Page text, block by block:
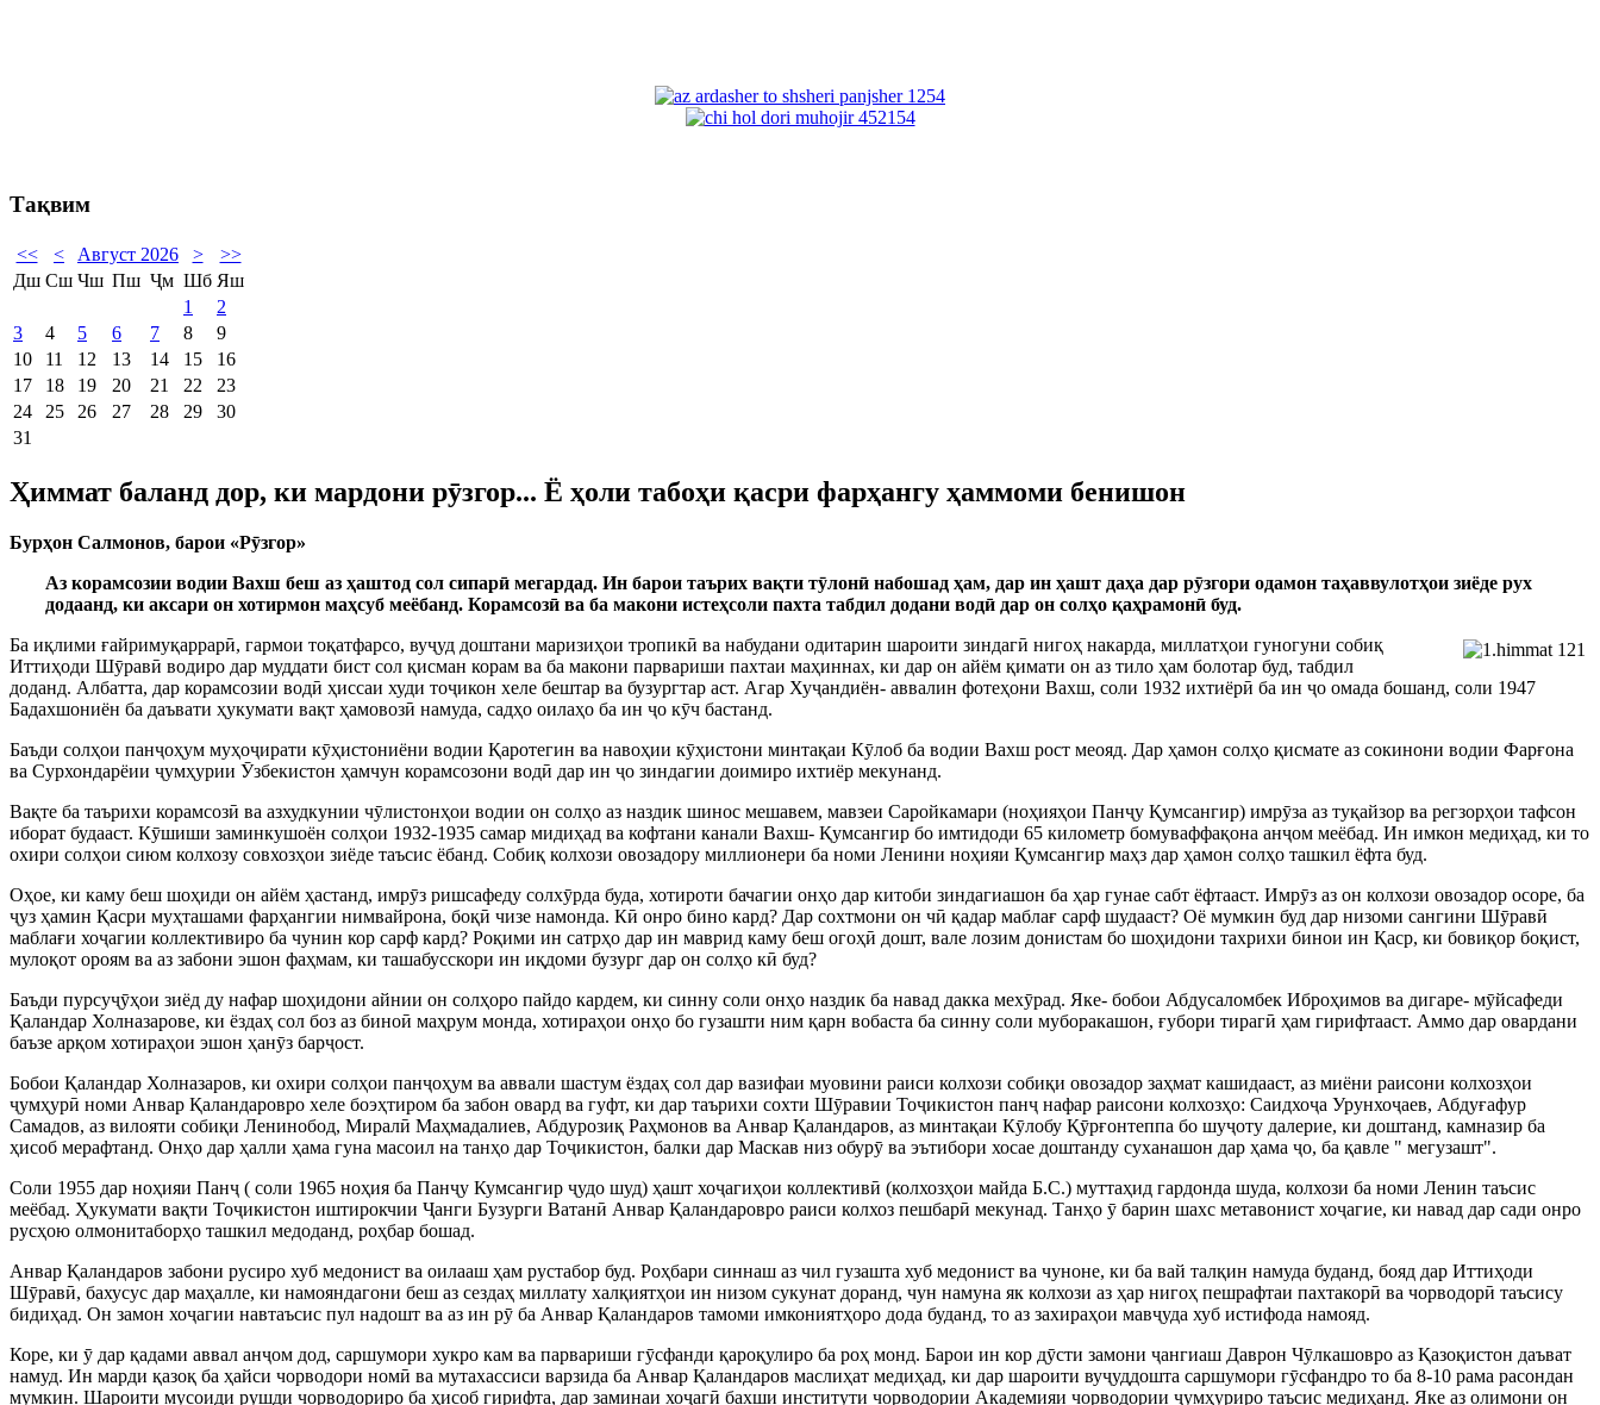
Тақвим
<< < Август 2026 >
>>
Дш Сш Чш Пш Ҷм Шб Яш
1
2
3
4 5 6 7 8
9
10
11 12 13 14 15
16
17
18 19 20 21 22
23
24
25 26 27 28 29
30
31
Ҳиммат баланд дор, ки мардони рӯзгор... Ё ҳоли табоҳи қасри фарҳангу ҳаммоми бенишон
Бурҳон Салмонов, барои «Рӯзгор»
Аз корамсозии водии Вахш беш аз ҳаштод сол сипарӣ мегардад. Ин барои таърих вақти тӯлонӣ набошад ҳам, дар ин ҳашт даҳа дар рӯзгори одамон таҳаввулотҳои зиёде рух
додаанд, ки аксари он хотирмон маҳсуб меёбанд. Корамсозӣ ва ба макони истеҳсоли пахта табдил додани водӣ дар он солҳо қаҳрамонӣ буд.
Ба иқлими ғайримуқаррарӣ, гармои тоқатфарсо, вуҷуд доштани маризиҳои тропикӣ ва набудани одитарин шароити зиндагӣ нигоҳ накарда, миллатҳои гуногуни собиқ
Иттиҳоди Шӯравӣ водиро дар муддати бист сол қисман корам ва ба макони парвариши пахтаи маҳиннах, ки дар он айём қимати он аз тило ҳам болотар буд, табдил
доданд. Албатта, дар корамсозии водӣ ҳиссаи худи тоҷикон хеле бештар ва бузургтар аст. Агар Хуҷандиён- аввалин фотеҳони Вахш, соли 1932 ихтиёрӣ ба ин ҷо омада бошанд, соли 1947
Бадахшониён ба даъвати ҳукумати вақт ҳамовозӣ намуда, садҳо оилаҳо ба ин ҷо кӯч бастанд.
Баъди солҳои панҷоҳум муҳоҷирати кӯҳистониёни водии Қаротегин ва навоҳии кӯҳистони минтақаи Кӯлоб ба водии Вахш рост меояд. Дар ҳамон солҳо қисмате аз сокинони водии Фарғона
ва Сурхондарёии ҷумҳурии Ӯзбекистон ҳамчун корамсозони водӣ дар ин ҷо зиндагии доимиро ихтиёр мекунанд.
Вақте ба таърихи корамсозӣ ва азхудкунии чӯлистонҳои водии он солҳо аз наздик шинос мешавем, мавзеи Саройкамари (ноҳияҳои Панҷу Қумсангир) имрӯза аз туқайзор ва регзорҳои тафсон
иборат будааст. Кӯшиши заминкушоён солҳои 1932-1935 самар мидиҳад ва кофтани канали Вахш- Қумсангир бо имтидоди 65 километр бомуваффақона анҷом меёбад. Ин имкон медиҳад, ки то
охири солҳои сиюм колхозу совхозҳои зиёде таъсис ёбанд. Собиқ колхози овозадору миллионери ба номи Ленини ноҳияи Қумсангир маҳз дар ҳамон солҳо ташкил ёфта буд.
Оҳое, ки каму беш шоҳиди он айём ҳастанд, имрӯз ришсафеду солхӯрда буда, хотироти бачагии онҳо дар китоби зиндагиашон ба ҳар гунае сабт ёфтааст. Имрӯз аз он колхози овозадор осоре, ба
ҷуз ҳамин Қасри муҳташами фарҳангии нимвайрона, боқӣ чизе намонда. Кӣ онро бино кард? Дар сохтмони он чӣ қадар маблағ сарф шудааст? Оё мумкин буд дар низоми сангини Шӯравӣ
маблағи хоҷагии коллективиро ба чунин кор сарф кард? Роқими ин сатрҳо дар ин маврид каму беш огоҳӣ дошт, вале лозим донистам бо шоҳидони тахрихи бинои ин Қаср, ки бовиқор боқист,
мулоқот ороям ва аз забони эшон фаҳмам, ки ташабусскори ин иқдоми бузург дар он солҳо кӣ буд?
Баъди пурсуҷӯҳои зиёд ду нафар шоҳидони айнии он солҳоро пайдо кардем, ки синну соли онҳо наздик ба навад дакка мехӯрад. Яке- бобои Абдусаломбек Иброҳимов ва дигаре- мӯйсафеди
Қаландар Холназарове, ки ёздаҳ сол боз аз биноӣ маҳрум монда, хотираҳои онҳо бо гузашти ним қарн вобаста ба синну соли муборакашон, ғубори тирагӣ ҳам гирифтааст. Аммо дар овардани
баъзе арқом хотираҳои эшон ҳанӯз барҷост.
Бобои Қаландар Холназаров, ки охири солҳои панҷоҳум ва аввали шастум ёздаҳ сол дар вазифаи муовини раиси колхози собиқи овозадор заҳмат кашидааст, аз миёни раисони колхозҳои
ҷумҳурӣ номи Анвар Қаландаровро хеле боэҳтиром ба забон овард ва гуфт, ки дар таърихи сохти Шӯравии Тоҷикистон панҷ нафар раисони колхозҳо: Саидхоҷа Урунхоҷаев, Абдуғафур
Самадов, аз вилояти собиқи Ленинобод, Миралӣ Маҳмадалиев, Абдурозиқ Раҳмонов ва Анвар Қаландаров, аз минтақаи Кӯлобу Қӯрғонтеппа бо шуҷоту далерие, ки доштанд, камназир ба
ҳисоб мерафтанд. Онҳо дар ҳалли ҳама гуна масоил на танҳо дар Тоҷикистон, балки дар Маскав низ обурӯ ва эътибори хосае доштанду суханашон дар ҳама ҷо, ба қавле " мегузашт".
Соли 1955 дар ноҳияи Панҷ ( соли 1965 ноҳия ба Панҷу Кумсангир ҷудо шуд) ҳашт хоҷагиҳои коллективӣ (колхозҳои майда Б.С.) муттаҳид гардонда шуда, колхози ба номи Ленин таъсис
меёбад. Ҳукумати вақти Тоҷикистон иштирокчии Ҷанги Бузурги Ватанӣ Анвар Қаландаровро раиси колхоз пешбарӣ мекунад. Танҳо ӯ барин шахс метавонист хоҷагие, ки навад дар сади онро
русҳою олмонитаборҳо ташкил медоданд, роҳбар бошад.
Анвар Қаландаров забони русиро хуб медонист ва оилааш ҳам рустабор буд. Роҳбари синнаш аз чил гузашта хуб медонист ва чуноне, ки ба вай талқин намуда буданд, бояд дар Иттиҳоди
Шӯравӣ, бахусус дар маҳалле, ки намояндагони беш аз сездаҳ миллату халқиятҳои ин низом сукунат доранд, чун намуна як колхози аз ҳар нигоҳ пешрафтаи пахтакорӣ ва чорводорӣ таъсису
бидиҳад. Он замон хоҷагии навтаъсис пул надошт ва аз ин рӯ ба Анвар Қаландаров тамоми имкониятҳоро дода буданд, то аз захираҳои мавҷуда хуб истифода намояд.
Коре, ки ӯ дар қадами аввал анҷом дод, саршумори хукро кам ва парвариши гӯсфанди қароқулиро ба роҳ монд. Барои ин кор дӯсти замони ҷангиаш Даврон Чӯлкашовро аз Қазоқистон даъват
намуд. Ин марди қазоқ ба ҳайси чорводори номӣ ва мутахассиси варзида ба Анвар Қаландаров маслиҳат медиҳад, ки дар шароити вуҷуддошта саршумори гӯсфандро то ба 8-10 рама расондан
мумкин. Шароити мусоиди рушди чорводориро ба ҳисоб гирифта, дар заминаи хоҷагӣ бахши институти чорводории Академияи чорводории ҷумҳуриро таъсис медиҳанд. Яке аз олимони он